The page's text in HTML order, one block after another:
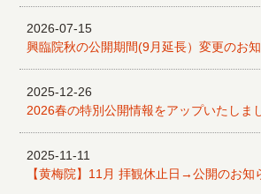
2026-07-15
興臨院秋の公開期間(9月延長）変更のお
2025-12-26
2026春の特別公開情報をアップいたしま
2025-11-11
【黄梅院】11月 拝観休止日→公開のお知